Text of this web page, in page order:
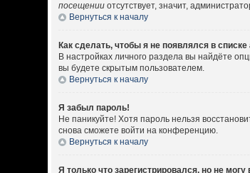
посещении отсутствует, значит,
Вернуться к началу
Как сделать, чтобы я не появлялся в
В настройках личного раздела вы найдёте
вы будете скрытым пользователем.
Вернуться к началу
Я забыл пароль!
Не паникуйте! Хотя пароль нельзя
снова сможете войти на конференцию.
Вернуться к началу
Я только что зарегистрировался, но не могу